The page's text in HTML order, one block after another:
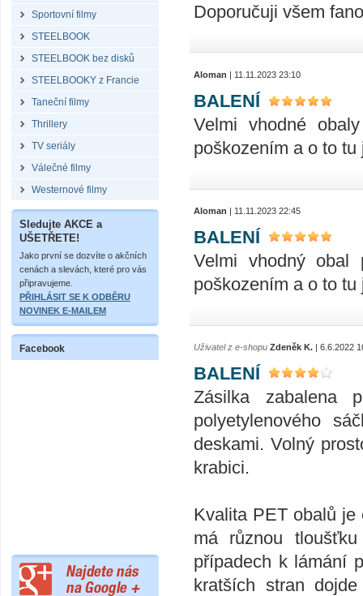
Sportovní filmy
STEELBOOK
STEELBOOK bez disků
STEELBOOKY z Francie
Taneční filmy
Thrillery
TV seriály
Válečné filmy
Westernové filmy
Sledujte AKCE a
UŠETŘETE!
Jako první se dozvíte o akčních
cenách a slevách, které pro vás
připravujeme.
PŘIHLÁSIT SE K ODBĚRU
NOVINEK E-MAILEM
Facebook
Doporučuji všem
Aloman | 11.11.2023 23:10
BALENÍ
Velmi vhodné
poškozením a o to
Aloman | 11.11.2023 22:45
BALENÍ
Velmi vhodný obal
poškozením a o to
Uživatel z e-shopu Zdeněk K. | 6.6.2022
BALENÍ
Zásilka zabalena
polyetylenového
deskami. Volný
krabici.
Kvalita PET obalů
má různou
případech k lámání
kratších stran